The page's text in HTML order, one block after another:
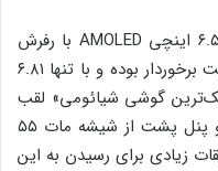
شیائومی می‌ ۱۱ لایت ۵G از نمایشگر ۶.۵ اینچی AMOLED با رفرش
ریت ۹۰ هرتز و حداکثر روشنایی ۸۰۰ نیت برخوردار بوده و با تنها ۶.۸۱
وزن، «باریک‌ترین گوشی شیائومی» لقب
گرفته است. جنس پنل جلو از شیشه و پنل پشت از شیشه مات ۵۵
زیادی برای رسیدن به این